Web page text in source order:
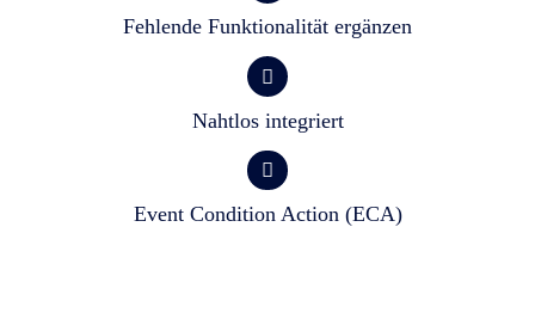
Fehlende Funktionalität ergänzen
Nahtlos integriert
Event Condition Action (ECA)